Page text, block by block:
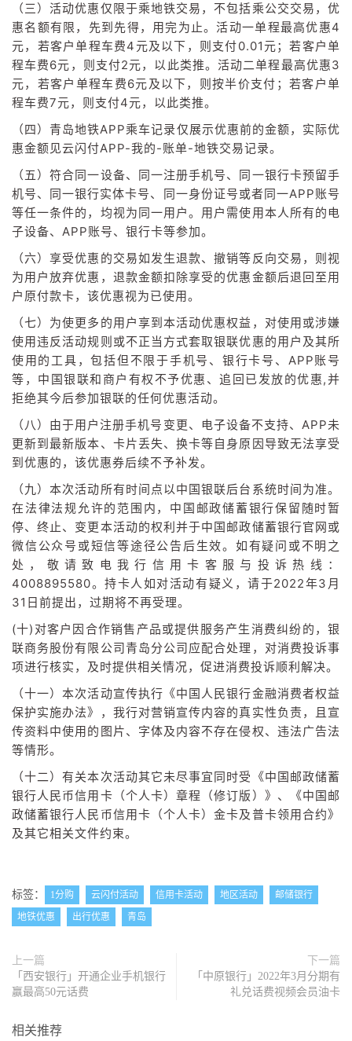
（三）活动优惠仅限于乘地铁交易，不包括乘公交交易，优
惠名额有限，先到先得，用完为止。活动一单程最高优惠4
元，若客户单程车费4元及以下，则支付0.01元；若客户单
程车费6元，则支付2元，以此类推。活动二单程最高优惠3
元，若客户单程车费6元及以下，则按半价支付；若客户单
程车费7元，则支付4元，以此类推。
（四）青岛地铁APP乘车记录仅展示优惠前的金额，实际优
惠金额见云闪付APP-我的-账单-地铁交易记录。
（五）符合同一设备、同一注册手机号、同一银行卡预留手
机号、同一银行实体卡号、同一身份证号或者同一APP账号
等任一条件的，均视为同一用户。用户需使用本人所有的电
子设备、APP账号、银行卡等参加。
（六）享受优惠的交易如发生退款、撤销等反向交易，则视
为用户放弃优惠，退款金额扣除享受的优惠金额后退回至用
户原付款卡，该优惠视为已使用。
（七）为使更多的用户享到本活动优惠权益，对使用或涉嫌
使用违反活动规则或不正当方式套取银联优惠的用户及其所
使用的工具，包括但不限于手机号、银行卡号、APP账号
等，中国银联和商户有权不予优惠、追回已发放的优惠,并
拒绝其今后参加银联的任何优惠活动。
（八）由于用户注册手机号变更、电子设备不支持、APP未
更新到最新版本、卡片丢失、换卡等自身原因导致无法享受
到优惠的，该优惠券后续不予补发。
（九）本次活动所有时间点以中国银联后台系统时间为准。
在法律法规允许的范围内，中国邮政储蓄银行保留随时暂
停、终止、变更本活动的权利并于中国邮政储蓄银行官网或
微信公众号或短信等途径公告后生效。如有疑问或不明之
处，敬请致电我行信用卡客服与投诉热线：
4008895580。持卡人如对活动有疑义，请于2022年3月
31日前提出，过期将不再受理。
(十)对客户因合作销售产品或提供服务产生消费纠纷的，银
联商务股份有限公司青岛分公司应配合处理，对消费投诉事
项进行核实，及时提供相关情况，促进消费投诉顺利解决。
（十一）本次活动宣传执行《中国人民银行金融消费者权益
保护实施办法》，我行对营销宣传内容的真实性负责，且宣
传资料中使用的图片、字体及内容不存在侵权、违法广告法
等情形。
（十二）有关本次活动其它未尽事宜同时受《中国邮政储蓄
银行人民币信用卡（个人卡）章程（修订版）》、《中国邮
政储蓄银行人民币信用卡（个人卡）金卡及普卡领用合约》
及其它相关文件约束。
标签： 1分购 云闪付活动 信用卡活动 地区活动
邮储银行
地铁优惠
出行优惠 青岛
上一篇
「西安银行」开通企业手机银行
赢最高50元话费
下一篇
「中原银行」2022年3月分期有
礼兑话费视频会员油卡
相关推荐